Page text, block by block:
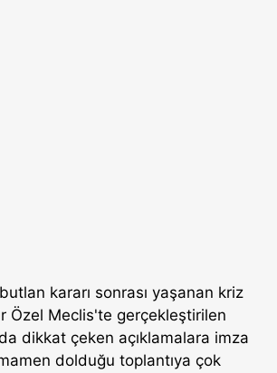
kararı sonrası yaşanan kriz
Özel Meclis'te gerçekleştirilen
dikkat çeken açıklamalara imza
dolduğu toplantıya çok